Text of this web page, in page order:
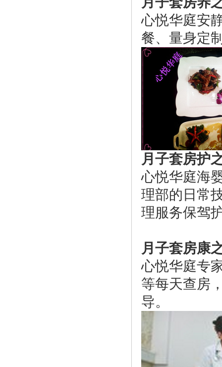
心悦华庭安
餐、量身定
月子套房护
心悦华庭海
理部的日常
理服务保驾
月子套房康
心悦华庭专
等每天查房
导。